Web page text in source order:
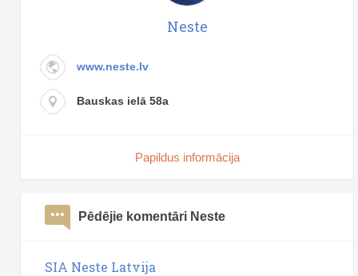
Neste
www.neste.lv
Bauskas ielā 58a
Papildus informācija
Pēdējie komentāri Neste
SIA Neste Latvija